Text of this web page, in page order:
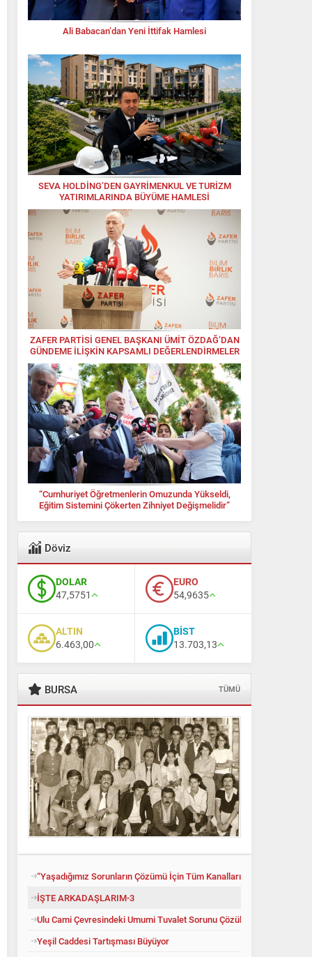
Ali Babacan’dan Yeni İttifak Hamlesi
SEVA HOLDİNG’DEN GAYRİMENKUL VE TURİZM
YATIRIMLARINDA BÜYÜME HAMLESİ
ZAFER PARTİSİ GENEL BAŞKANI ÜMİT ÖZDAĞ’DAN
GÜNDEME İLİŞKİN KAPSAMLI DEĞERLENDİRMELER
“Cumhuriyet Öğretmenlerin Omuzunda Yükseldi,
Eğitim Sistemini Çökerten Zihniyet Değişmelidir”
Döviz
DOLAR
47,5751
EURO
54,9635
ALTIN
6.463,00
BİST
13.703,13
BURSA TÜMÜ
“Yaşadığımız Sorunların Çözümü İçin Tüm Kanalları Denedik”
İŞTE ARKADAŞLARIM-3
Ulu Cami Çevresindeki Umumi Tuvalet Sorunu Çözüldü
Yeşil Caddesi Tartışması Büyüyor